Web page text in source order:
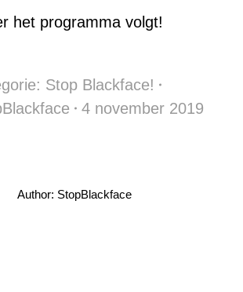
het programma volgt!
Stop Blackface!
4 november 2019
Author: StopBlackface